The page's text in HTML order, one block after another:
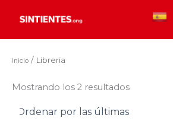
Inicio / Libreria
Mostrando los 2 resultados